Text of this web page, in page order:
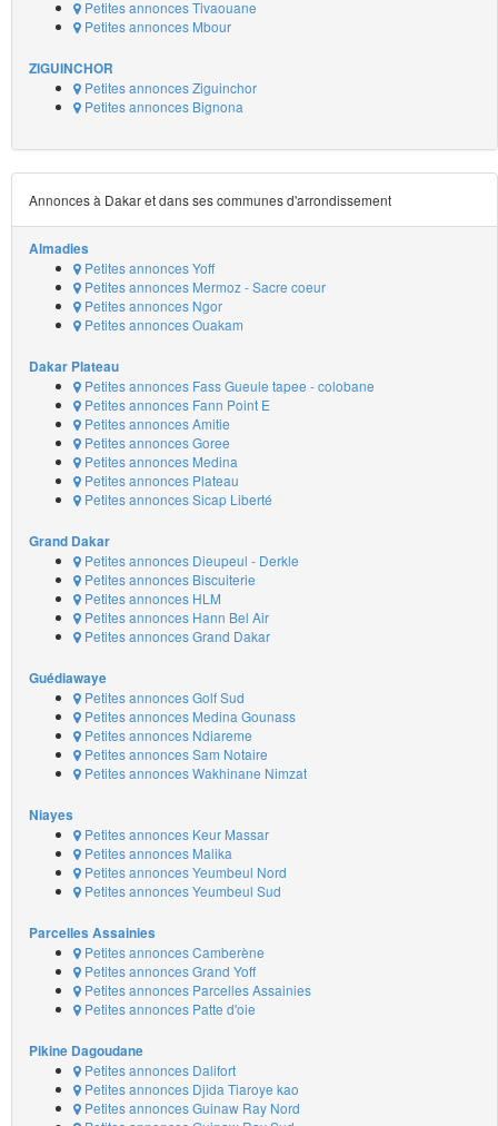
Petites annonces Tivaouane
Petites annonces Mbour
ZIGUINCHOR
Petites annonces Ziguinchor
Petites annonces Bignona
Annonces à Dakar et dans ses communes d'arrondissement
Almadies
Petites annonces Yoff
Petites annonces Mermoz - Sacre coeur
Petites annonces Ngor
Petites annonces Ouakam
Dakar Plateau
Petites annonces Fass Gueule tapee - colobane
Petites annonces Fann Point E
Petites annonces Amitie
Petites annonces Goree
Petites annonces Medina
Petites annonces Plateau
Petites annonces Sicap Liberté
Grand Dakar
Petites annonces Dieupeul - Derkle
Petites annonces Biscuiterie
Petites annonces HLM
Petites annonces Hann Bel Air
Petites annonces Grand Dakar
Guédiawaye
Petites annonces Golf Sud
Petites annonces Medina Gounass
Petites annonces Ndiareme
Petites annonces Sam Notaire
Petites annonces Wakhinane Nimzat
Niayes
Petites annonces Keur Massar
Petites annonces Malika
Petites annonces Yeumbeul Nord
Petites annonces Yeumbeul Sud
Parcelles Assainies
Petites annonces Camberène
Petites annonces Grand Yoff
Petites annonces Parcelles Assainies
Petites annonces Patte d'oie
Pikine Dagoudane
Petites annonces Dalifort
Petites annonces Djida Tiaroye kao
Petites annonces Guinaw Ray Nord